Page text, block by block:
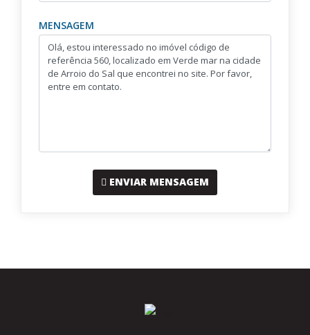
MENSAGEM
ENVIAR MENSAGEM